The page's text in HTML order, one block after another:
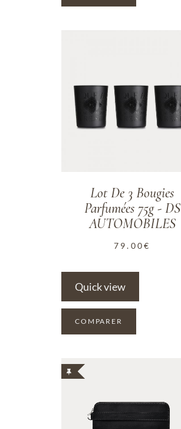
Lot De 3 Bougies
Parfumées 75g - DS
AUTOMOBILES
79.00€
Quick view
COMPARER